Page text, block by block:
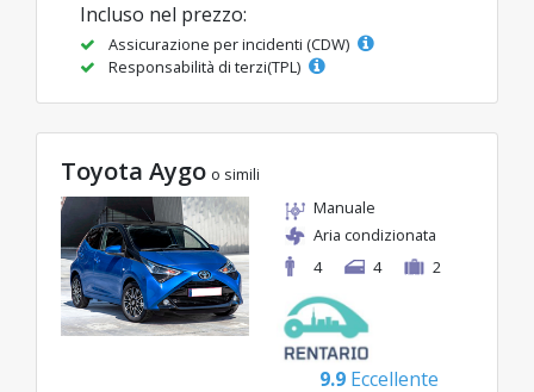
Incluso nel prezzo:
Assicurazione per incidenti (CDW)
Responsabilità di terzi(TPL)
Toyota Aygo o simili
Manuale
Aria condizionata
4
4 2
9.9 Eccellente